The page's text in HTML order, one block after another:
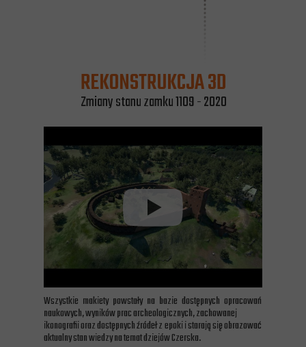
REKONSTRUKCJA 3D
Wszystkie makiety powstały na bazie dostępnych opracowań
naukowych, wyników prac archeologicznych, zachowanej
ikonografii oraz dostępnych źródeł z epoki i starają się obrazować
aktualny stan wiedzy na temat dziejów Czerska.
Zmiany stanu zamku 1109 - 2020